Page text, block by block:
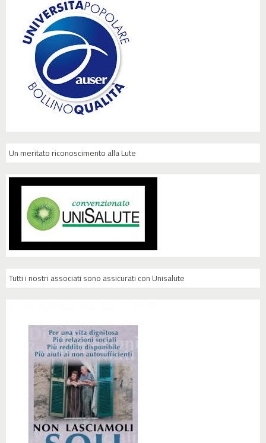
Un meritato riconoscimento alla Lute
Tutti i nostri associati sono assicurati con Unisalute